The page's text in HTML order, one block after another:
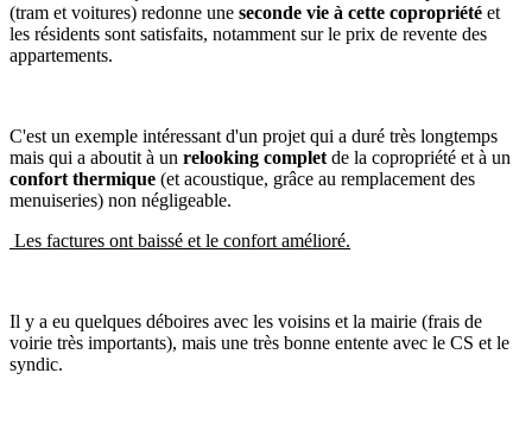
(tram et voitures) redonne une seconde vie à cette copropriété et
les résidents sont satisfaits, notamment sur le prix de revente des
appartements.
C'est un exemple intéressant d'un projet qui a duré très longtemps
mais qui a aboutit à un relooking complet de la copropriété et à un
confort thermique (et acoustique, grâce au remplacement des
menuiseries) non négligeable.
Les factures ont baissé et le confort amélioré.
Il y a eu quelques déboires avec les voisins et la mairie (frais de
voirie très importants), mais une très bonne entente avec le CS et le
syndic.